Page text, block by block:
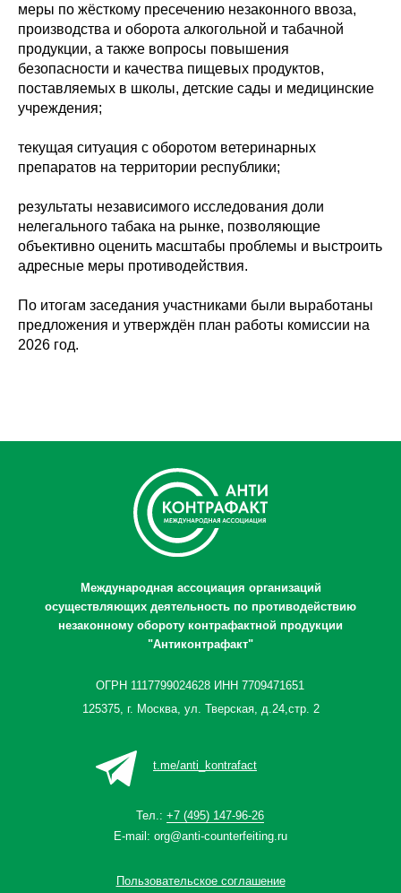
меры по жёсткому пресечению незаконного ввоза,
производства и оборота алкогольной и табачной
продукции, а также вопросы повышения
безопасности и качества пищевых продуктов,
поставляемых в школы, детские сады и медицинские
учреждения;
текущая ситуация с оборотом ветеринарных
препаратов на территории республики;
результаты независимого исследования доли
нелегального табака на рынке, позволяющие
объективно оценить масштабы проблемы и выстроить
адресные меры противодействия.
По итогам заседания участниками были выработаны
предложения и утверждён план работы комиссии на
2026 год.
Международная ассоциация организаций
осуществляющих деятельность по противодействию
незаконному обороту контрафактной продукции
"Антиконтрафакт"
125375, г. Москва, ул. Тверская, д.24,стр. 2
Тел.: +7 (495) 147-96-26
E-mail: org@anti-counterfeiting.ru
ОГРН 1117799024628 ИНН 7709471651
t.me/anti_kontrafact
Пользовательское соглашение